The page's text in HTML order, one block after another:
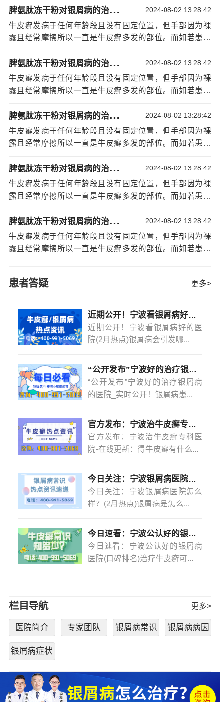
剂等含有碱性的物质。且在治疗期间需尽量避免刮伤、割
伤、撞伤等皮肤受损。因为如若患者在患病期间有伤口破
损，那么病菌会在患者皮肤伤口处开始扩散宁波银屑病医
时候要特别留心不要刮破皮。也因尽量避免蚊虫叮咬、皮
肤发炎、针灸治疗和纹身。
以上就是宁波华厦宁波哪家医院治疗银屑病好牛皮癣
医生对“手部牛皮癣有什么护理方法”问题介绍，手部牛皮癣
在饮食上多吃清淡易消化的事物，避免辛辣刺激的食物，
如因瘙痒影响到正常生活，可在医生指导下参与强效牛皮
癣血清抗体治疗，防止银屑病复发。
脾
氨肽冻干粉对银屑病的治疗效果：宁波治疗银屑病效果 2024-08-02 13:28:42
牛皮癣发病于任何年龄段且没有固定位置，但手部因为裸
露且经常摩擦所以一直是牛皮癣多发的部位。而如若患者
响患者的心理。因此患者需尽早接受治疗，而在治疗时患
者如果进行合适的护理， [详情]
脾
氨肽冻干粉对银屑病的治疗效果：宁波治疗银屑病效果 2024-08-02 13:28:42
牛皮癣发病于任何年龄段且没有固定位置，但手部因为裸
露且经常摩擦所以一直是牛皮癣多发的部位。而如若患者
响患者的心理。因此患者需尽早接受治疗，而在治疗时患
者如果进行合适的护理， [详情]
脾
氨肽冻干粉对银屑病的治疗效果：宁波治疗银屑病效果 2024-08-02 13:28:42
牛皮癣发病于任何年龄段且没有固定位置，但手部因为裸
露且经常摩擦所以一直是牛皮癣多发的部位。而如若患者
响患者的心理。因此患者需尽早接受治疗，而在治疗时患
者如果进行合适的护理， [详情]
脾
氨肽冻干粉对银屑病的治疗效果：宁波治疗银屑病效果 2024-08-02 13:28:42
牛皮癣发病于任何年龄段且没有固定位置，但手部因为裸
露且经常摩擦所以一直是牛皮癣多发的部位。而如若患者
响患者的心理。因此患者需尽早接受治疗，而在治疗时患
者如果进行合适的护理， [详情]
脾
氨肽冻干粉对银屑病的治疗效果：宁波治疗银屑病效果 2024-08-02 13:28:42
牛皮癣发病于任何年龄段且没有固定位置，但手部因为裸
露且经常摩擦所以一直是牛皮癣多发的部位。而如若患者
者如果进行合适的护理，
患者答疑 更多>
近期公开！宁波看银屑病好的医院(2月热点)银屑病会引发哪些并发症？
近期公开！宁波看银屑病好的医
院(2月热点)银屑病会引发哪...
“公开发布”宁波好的治疗银屑病的医院_实时公开！银屑病患者能吃菠萝蜜吗？
“公开发布”宁波好的治疗银屑病
的医院_实时公开！银屑病患...
官方发布：宁波治牛皮癣专科医院-在线更新：得牛皮癣有什么忌口的吗？
官方发布：宁波治牛皮癣专科医
院-在线更新：得牛皮癣有什么...
今日关注：宁波银屑病医院怎么样？(2月热点)银屑病是怎么染上的？
今日关注：宁波银屑病医院怎么
样？(2月热点)银屑病是怎么...
今日速看：宁波公认好的银屑病医院(口碑排名)治疗牛皮癣可以不吃药不打针吗？
今日速看：宁波公认好的银屑病
医院(口碑排名)治疗牛皮癣可...
栏目导航 更多>
医院简介 专家团队 银屑病常识 银屑病病因
银屑病症状